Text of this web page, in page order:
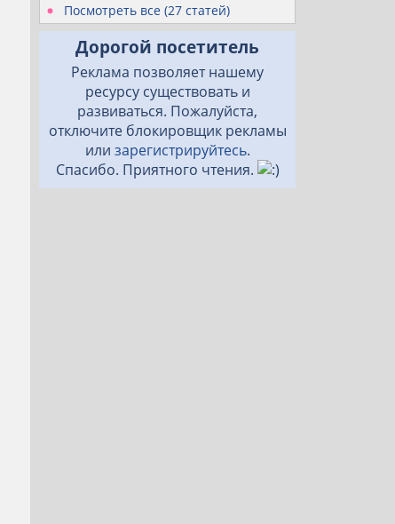
Посмотреть все (27 статей)
Дорогой посетитель
Реклама позволяет нашему
ресурсу существовать и
развиваться. Пожалуйста,
отключите блокировщик рекламы
или зарегистрируйтесь.
Спасибо. Приятного чтения.